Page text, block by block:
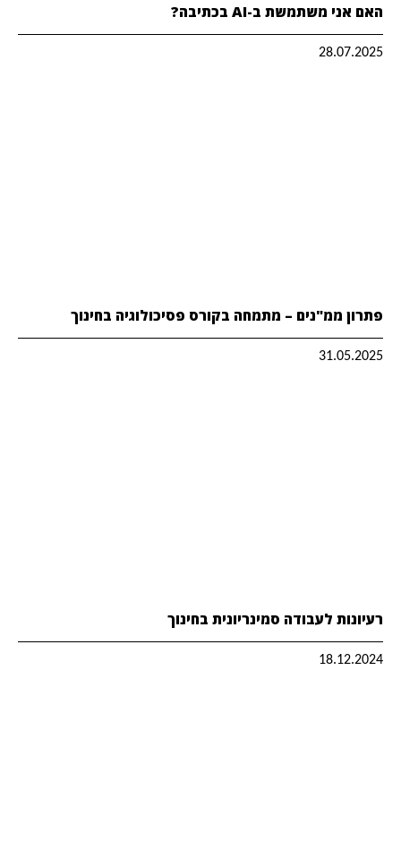
האם אני משתמשת ב-AI בכתיבה?
28.07.2025
פתרון ממ"נים – מתמחה בקורס פסיכולוגיה בחינוך
31.05.2025
רעיונות לעבודה סמינריונית בחינוך
18.12.2024